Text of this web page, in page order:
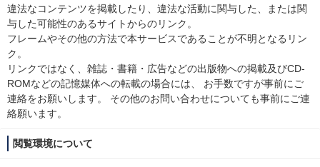
違法なコンテンツを掲載したり、違法な活動に関与した、または関
与した可能性のあるサイトからのリンク。
フレームやその他の方法で本サービスであることが不明となるリン
ク。
リンクではなく、雑誌・書籍・広告などの出版物への掲載及びCD-
ROMなどの記憶媒体への転載の場合には、 お手数ですが事前にご
連絡をお願いします。 その他のお問い合わせについても事前にご連
絡願います。
閲覧環境について